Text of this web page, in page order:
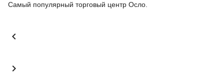
Самый популярный торговый центр Осло.

